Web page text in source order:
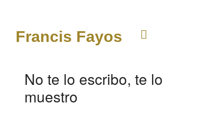
Francis Fayos
No te lo escribo, te lo
muestro